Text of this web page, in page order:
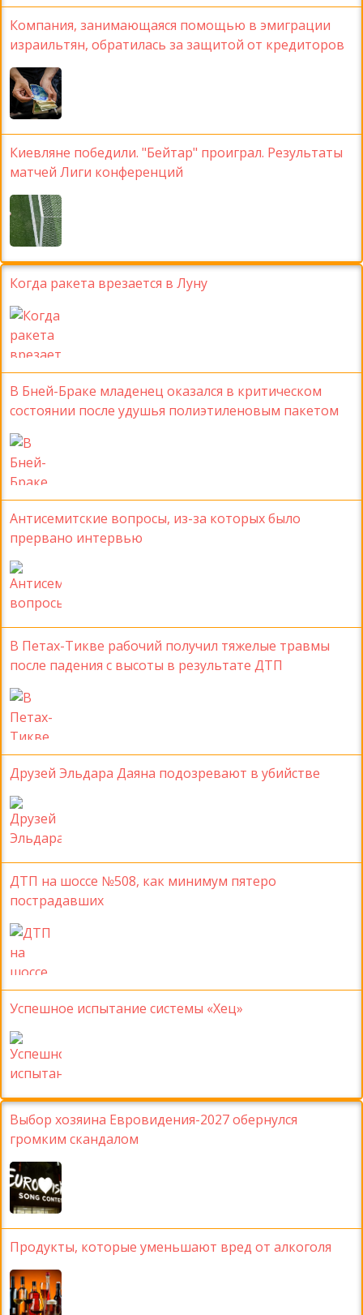
Компания, занимающаяся помощью в эмиграции
израильтян, обратилась за защитой от кредиторов
Киевляне победили. "Бейтар" проиграл. Результаты
матчей Лиги конференций
Когда ракета врезается в Луну
В Бней-Браке младенец оказался в критическом
состоянии после удушья полиэтиленовым пакетом
Антисемитские вопросы, из-за которых было
прервано интервью
В Петах-Тикве рабочий получил тяжелые травмы
после падения с высоты в результате ДТП
Друзей Эльдара Даяна подозревают в убийстве
ДТП на шоссе №508, как минимум пятеро
пострадавших
Успешное испытание системы «Хец»
Выбор хозяина Евровидения-2027 обернулся
громким скандалом
Продукты, которые уменьшают вред от алкоголя